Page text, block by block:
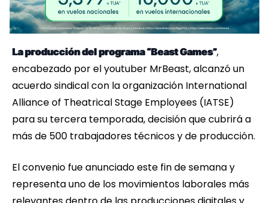
La producción del programa “Beast Games”,
encabezado por el youtuber MrBeast, alcanzó un
acuerdo sindical con la organización International
Alliance of Theatrical Stage Employees (IATSE)
para su tercera temporada, decisión que cubrirá a
más de 500 trabajadores técnicos y de producción.
El convenio fue anunciado este fin de semana y
representa uno de los movimientos laborales más